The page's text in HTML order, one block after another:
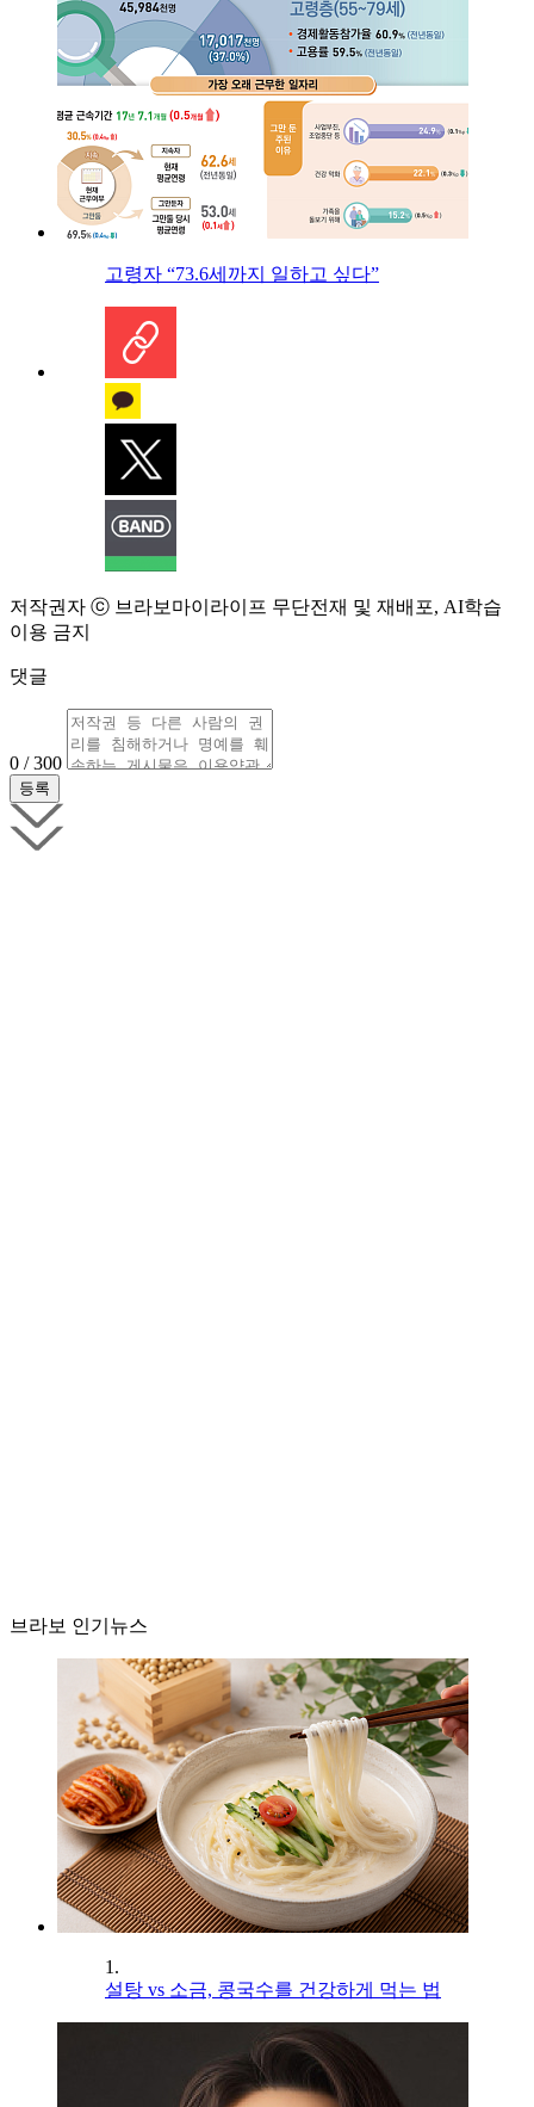
고령자 “73.6세까지 일하고 싶다”
저작권자 ⓒ 브라보마이라이프 무단전재 및 재배포, AI학습
이용 금지
댓글
0 / 300
브라보 인기뉴스
1.
설탕 vs 소금, 콩국수를 건강하게 먹는 법